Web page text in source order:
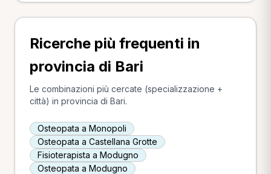
Ricerche più frequenti in
provincia di Bari
Le combinazioni più cercate (specializzazione +
città) in provincia di Bari.
Osteopata a Monopoli
Osteopata a Castellana Grotte
Fisioterapista a Modugno
Osteopata a Modugno